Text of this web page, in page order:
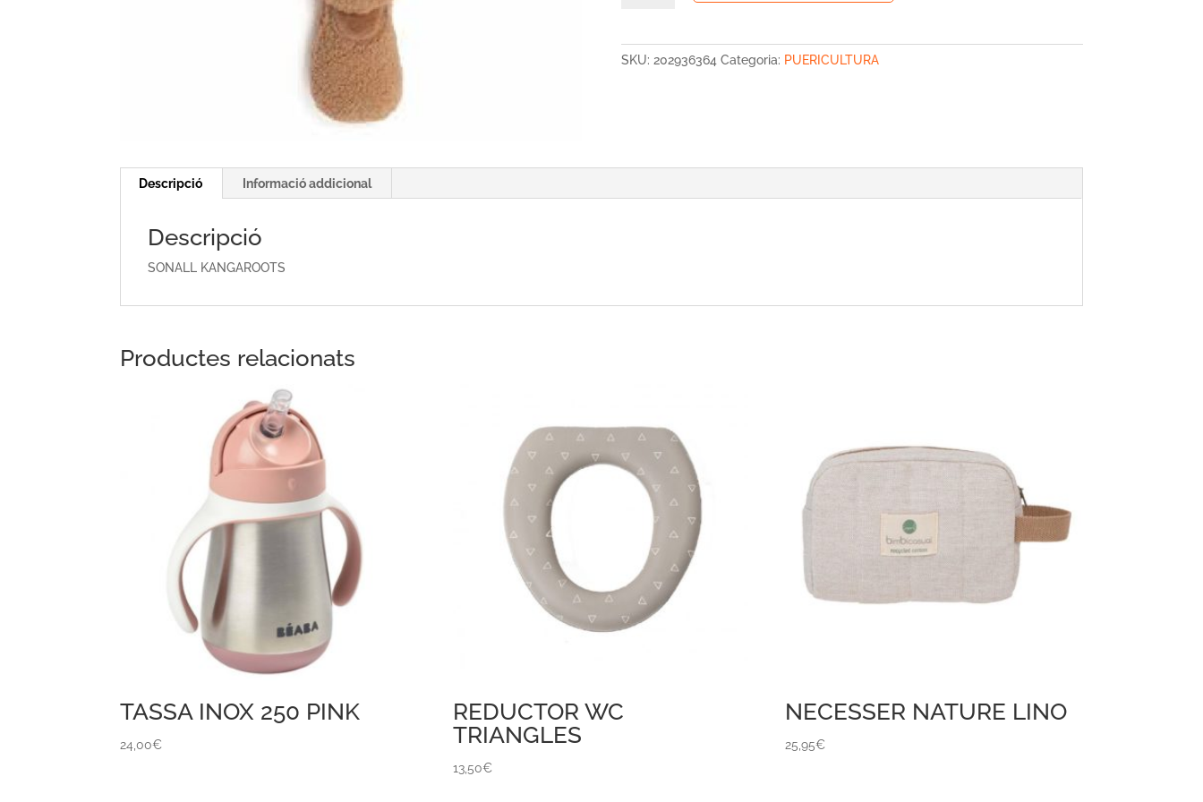
SKU: 202936364 Categoria: PUERICULTURA
Descripció Informació addicional
Descripció
SONALL KANGAROOTS
Productes relacionats
TASSA INOX 250 PINK
24,00€
REDUCTOR WC
TRIANGLES
13,50€
NECESSER NATURE LINO
25,95€